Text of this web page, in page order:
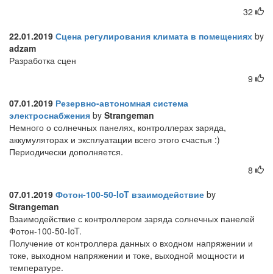
32
22.01.2019 Сцена регулирования климата в помещениях by
adzam
Разработка сцен
9
07.01.2019 Резервно-автономная система
электроснабжения by Strangeman
Немного о солнечных панелях, контроллерах заряда,
аккумуляторах и эксплуатации всего этого счастья :)
Периодически дополняется.
8
07.01.2019 Фотон-100-50-IoT взаимодействие by
Strangeman
Взаимодействие с контроллером заряда солнечных панелей
Фотон-100-50-IoT.
Получение от контроллера данных о входном напряжении и
токе, выходном напряжении и токе, выходной мощности и
температуре.